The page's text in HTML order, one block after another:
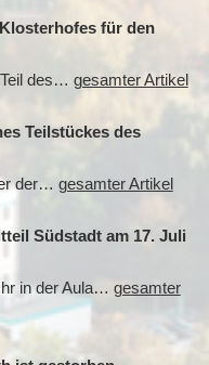
für den
des… gesamter Artikel
Teilstückes des
der… gesamter Artikel
Südstadt am 17. Juli
in der Aula… gesamter